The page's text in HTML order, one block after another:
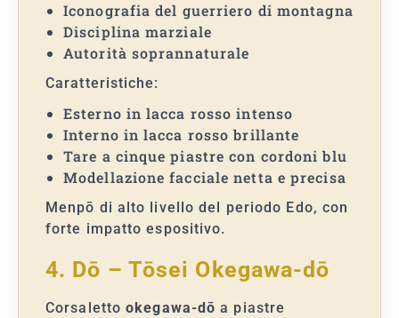
Iconografia del guerriero di montagna
Disciplina marziale
Autorità soprannaturale
Caratteristiche:
Esterno in lacca rosso intenso
Interno in lacca rosso brillante
Tare a cinque piastre con cordoni blu
Modellazione facciale netta e precisa
Menpō di alto livello del periodo Edo, con
forte impatto espositivo.
4. Dō – Tōsei Okegawa-dō
Corsalettookegawa-dō a piastre